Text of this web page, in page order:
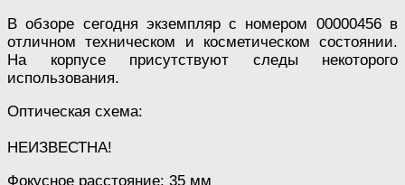
В обзоре сегодня экземпляр с номером 00000456 в
отличном техническом и косметическом состоянии.
На корпусе присутствуют следы некоторого
использования.
Оптическая схема:
НЕИЗВЕСТНА!
Фокусное расстояние: 35 мм